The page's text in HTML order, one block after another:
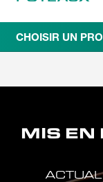
CHOISIR UN
MIS EN